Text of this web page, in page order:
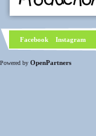
Facebook Instagram
Powered by OpenPartners